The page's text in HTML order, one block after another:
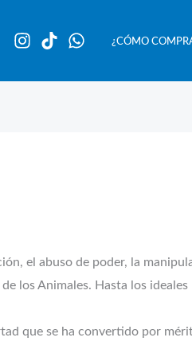
¿CÓMO
el abuso de poder, la
los Animales. Hasta los ideales
que se ha convertido por